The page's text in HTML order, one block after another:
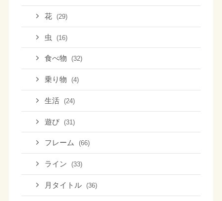
花 (29)
虫 (16)
食べ物 (32)
乗り物 (4)
生活 (24)
遊び (31)
フレーム (66)
ライン (33)
月タイトル (36)